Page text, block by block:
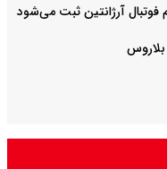
آرژانتین ثبت می‌شود
بلاروس